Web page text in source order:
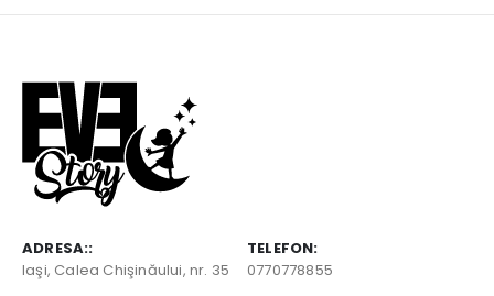
ADRESA::
Iaşi, Calea Chişinăului, nr. 35
TELEFON:
0770778855